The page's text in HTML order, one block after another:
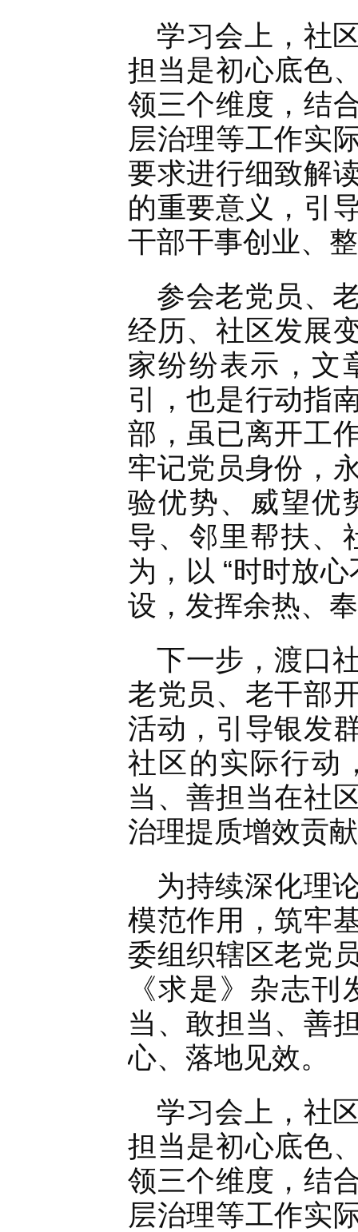
学习会上，社
担当是初心底色
领三个维度，结
层治理等工作实
要求进行细致解
的重要意义，引
干部干事创业、
参会老党员、
经历、社区发展
家纷纷表示，文
引，也是行动指
部，虽已离开工
牢记党员身份，
验优势、威望优
导、邻里帮扶、
为，以 “时时放
设，发挥余热、
下一步，渡口
老党员、老干部
活动，引导银发
社区的实际行动
当、善担当在社
治理提质增效贡
为持续深化理
模范作用，筑牢
委组织辖区老党
《求是》杂志
当、敢担当、善
心、落地见效。
学习会上，社
担当是初心底色
领三个维度，结
层治理等工作实